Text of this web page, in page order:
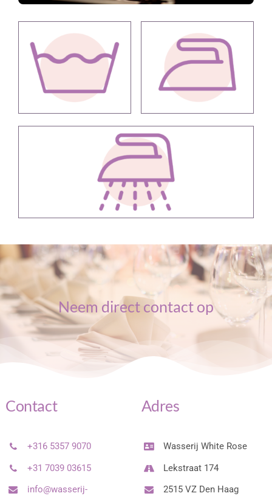
Neem direct contact op
Contact
+316 5357 9070
+31 7039 03615
info@wasserij-
Adres
Wasserij White Rose
Lekstraat 174
2515 VZ Den Haag